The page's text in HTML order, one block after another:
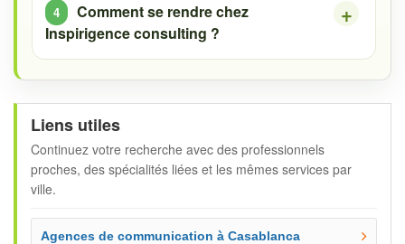
Comment se rendre chez
Inspirigence consulting ?
Liens utiles
Continuez votre recherche avec des professionnels
proches, des spécialités liées et les mêmes services par
ville.
Agences de communication à Casablanca